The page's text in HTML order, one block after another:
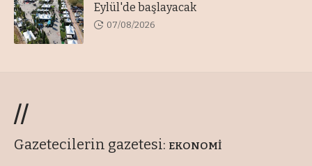
Eylül'de başlayacak
07/08/2026
//
Gazetecilerin gazetesi: EKONOMİ